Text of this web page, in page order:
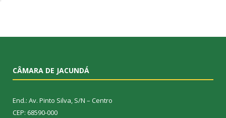
CÂMARA DE JACUNDÁ
End.: Av. Pinto Silva, S/N – Centro
CEP: 68590-000